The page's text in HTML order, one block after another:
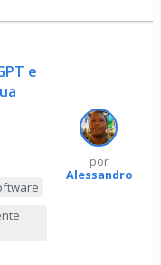
e
por
Alessandro